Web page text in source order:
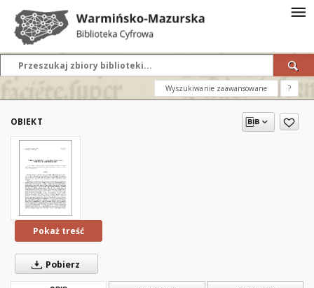
Wyszukiwanie zaawansowane ?
OBIEKT
Pokaż treść
Pobierz